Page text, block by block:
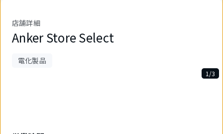
店舗詳細
Anker Store Select
電化製品
1/3